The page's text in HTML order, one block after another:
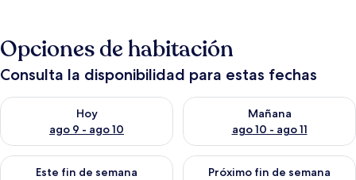
Opciones de habitación
Consulta la disponibilidad para estas fechas
Hoy
ago 9 - ago 10
Consulta la disponibilidad para hoy ago 9 - ago 10
Mañana
ago 10 - ago 11
Consulta la disponibilidad
Este fin de semana
Consulta la disponibilidad para este fin de semana ago 14 -
Próximo fin de semana
Consulta la disponibilidad